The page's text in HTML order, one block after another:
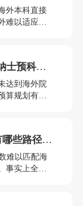
外本科直接
难以适应，
士预科项
达到海外院
规划有限
些路径？
难以匹配海
实上全球